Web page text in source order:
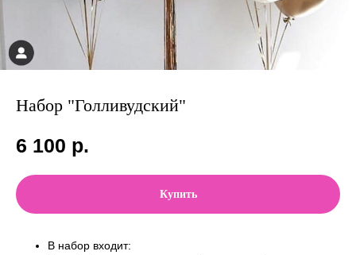
Набор "Голливудский"
6 100 р.
Купить
В набор входит: